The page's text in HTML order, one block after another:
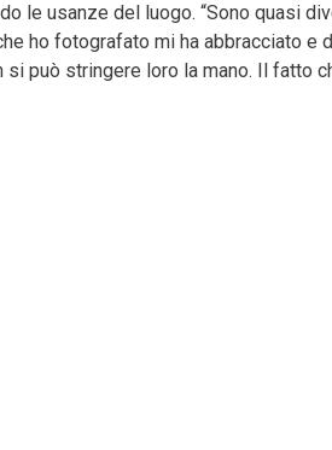
le usanze del luogo. “Sono quasi
ho fotografato mi ha abbracciato e
può stringere loro la mano. Il fatto